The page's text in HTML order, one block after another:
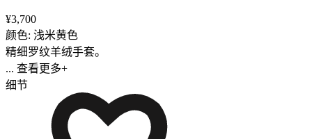
¥3,700
颜色: 浅米黄色
精细罗纹羊绒手套。
... 查看更多+
细节